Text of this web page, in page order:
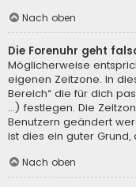
Nach oben
Die Forenuhr geht
Möglicherweise
eigenen Zeitzone. In
Bereich“ die für dich
...) festlegen. Die
Benutzern geändert
ist dies ein guter Grund,
Nach oben